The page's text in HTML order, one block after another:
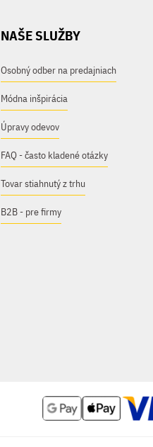
NAŠE SLUŽBY
Osobný odber na predajniach
Módna inšpirácia
Úpravy odevov
FAQ - často kladené otázky
Tovar stiahnutý z trhu
B2B - pre firmy